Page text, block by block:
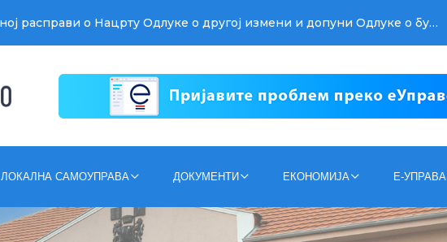
ЛОКАЛНА САМОУПРАВА ДОКУМЕНТИ ЕКОНОМИЈА Е-УПРАВА